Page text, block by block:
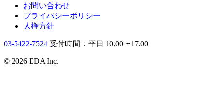
お問い合わせ
プライバシーポリシー
人権方針
03-5422-7524 受付時間：平日 10:00〜17:00
© 2026 EDA Inc.